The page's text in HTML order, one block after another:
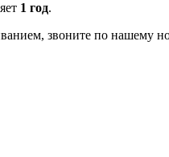
1 год.
звоните по нашему